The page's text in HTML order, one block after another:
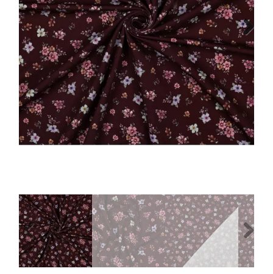
Tips & tricks
Cadeaubon
Solden
Contact
Next
Previous Next